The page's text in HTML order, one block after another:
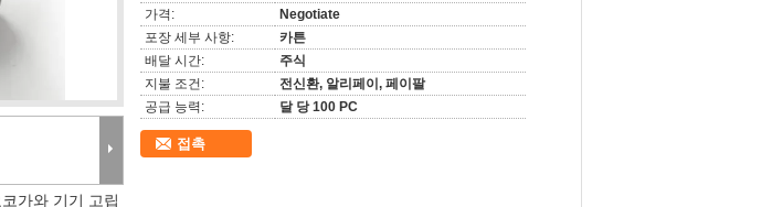
가와 기기 고립
가격:
Negotiate
포장 세부 사항:
카튼
배달 시간:
주식
지불 조건:
전신환, 알리페이, 페이팔
공급 능력:
달 당 100 PC
접촉